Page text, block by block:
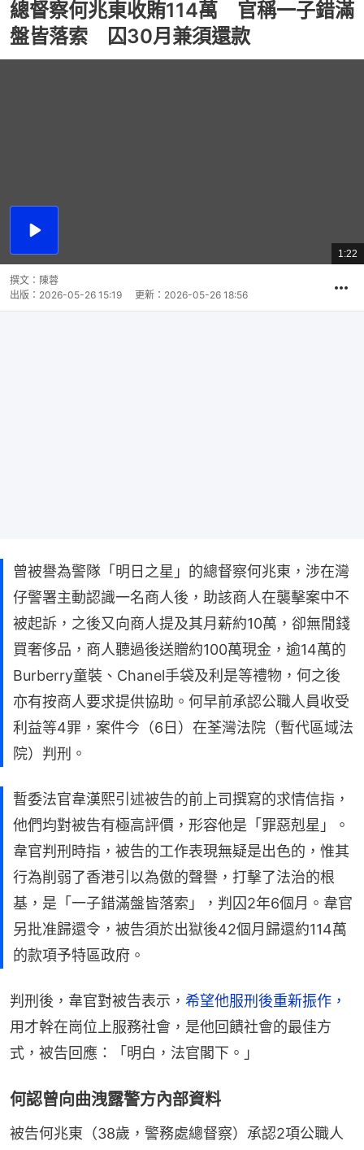
總督察何兆東收賄114萬 官稱一子錯滿
盤皆落索 囚30月兼須還款
播
總
共
1:22
撰文： 陳蓉
出版： 2026-05-26 15:19 更新： 2026-05-26 18:56
曾被譽為警隊「明日之星」的總督察何兆東，涉在灣
仔警署主動認識一名商人後，助該商人在襲擊案中不
被起訴，之後又向商人提及其月薪約10萬，卻無閒錢
買奢侈品，商人聽過後送贈約100萬現金，逾14萬的
Burberry童裝、Chanel手袋及利是等禮物，何之後
亦有按商人要求提供協助。何早前承認公職人員收受
利益等4罪，案件今（6日）在荃灣法院（暫代區域法
院）判刑。
暫委法官韋漢熙引述被告的前上司撰寫的求情信指，
他們均對被告有極高評價，形容他是「罪惡剋星」。
韋官判刑時指，被告的工作表現無疑是出色的，惟其
行為削弱了香港引以為傲的聲譽，打擊了法治的根
基，是「一子錯滿盤皆落索」，判囚2年6個月。韋官
另批准歸還令，被告須於出獄後42個月歸還約114萬
的款項予特區政府。
判刑後，韋官對被告表示， 希望他服刑後重新振作，
用才幹在崗位上服務社會，是他回饋社會的最佳方
式，被告回應：「明白，法官閣下。」
何認曾向曲洩露警方內部資料
被告何兆東（38歲，警務處總督察）承認2項公職人